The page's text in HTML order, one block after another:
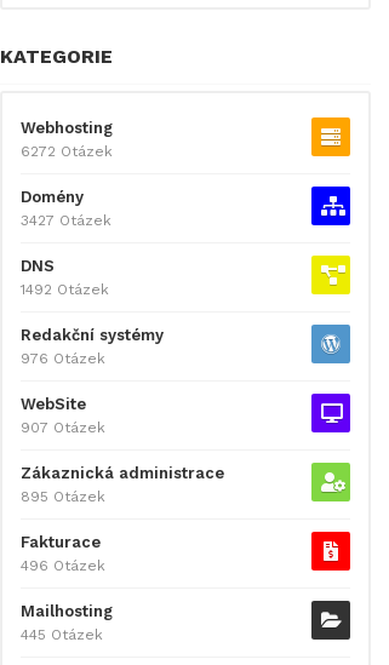
KATEGORIE
Webhosting
6272 Otázek
Domény
3427 Otázek
DNS
1492 Otázek
Redakční systémy
976 Otázek
WebSite
907 Otázek
Zákaznická administrace
895 Otázek
Fakturace
496 Otázek
Mailhosting
445 Otázek